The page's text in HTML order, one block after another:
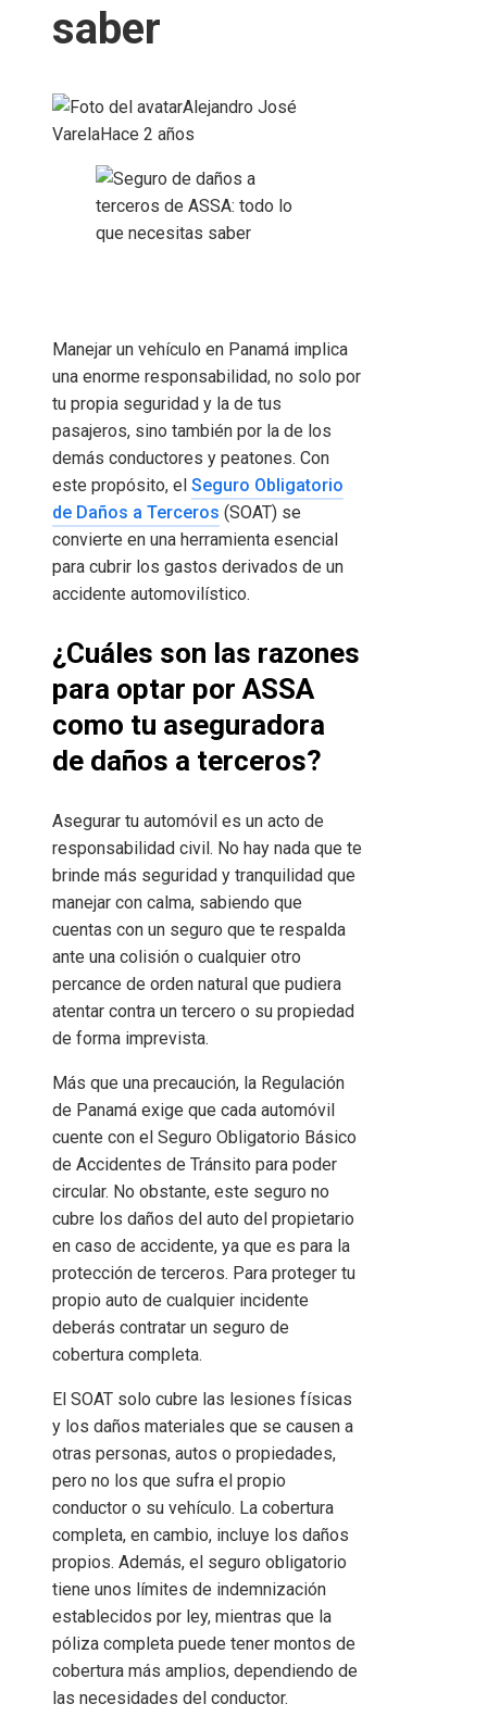
saber
Alejandro José
VarelaHace 2 años
Manejar un vehículo en Panamá implica
una enorme responsabilidad, no solo por
tu propia seguridad y la de tus
pasajeros, sino también por la de los
demás conductores y peatones. Con
este propósito, el Seguro Obligatorio
de Daños a Terceros (SOAT) se
convierte en una herramienta esencial
para cubrir los gastos derivados de un
accidente automovilístico.
¿Cuáles son las razones
para optar por ASSA
como tu aseguradora
de daños a terceros?
Asegurar tu automóvil es un acto de
responsabilidad civil. No hay nada que te
brinde más seguridad y tranquilidad que
manejar con calma, sabiendo que
cuentas con un seguro que te respalda
ante una colisión o cualquier otro
percance de orden natural que pudiera
atentar contra un tercero o su propiedad
de forma imprevista.
Más que una precaución, la Regulación
de Panamá exige que cada automóvil
cuente con el Seguro Obligatorio Básico
de Accidentes de Tránsito para poder
circular. No obstante, este seguro no
cubre los daños del auto del propietario
en caso de accidente, ya que es para la
protección de terceros. Para proteger tu
propio auto de cualquier incidente
deberás contratar un seguro de
cobertura completa.
El SOAT solo cubre las lesiones físicas
y los daños materiales que se causen a
otras personas, autos o propiedades,
pero no los que sufra el propio
conductor o su vehículo. La cobertura
completa, en cambio, incluye los daños
propios. Además, el seguro obligatorio
tiene unos límites de indemnización
establecidos por ley, mientras que la
póliza completa puede tener montos de
cobertura más amplios, dependiendo de
las necesidades del conductor.